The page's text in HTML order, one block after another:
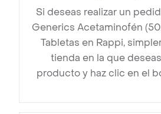
Si deseas realizar un
Generics Acetaminofén
Tabletas en Rappi,
tienda en la que
producto y haz clic en el